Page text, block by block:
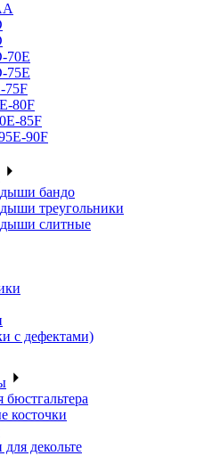
70E
75E
75F
80F
85F
90F
бандо
треугольники
слитные
с дефектами)
бюстгальтера
косточки
для декольте